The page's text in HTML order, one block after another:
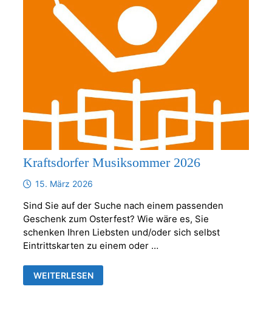
Kraftsdorfer Musiksommer 2026
15. März 2026
Sind Sie auf der Suche nach einem passenden
Geschenk zum Osterfest? Wie wäre es, Sie
schenken Ihren Liebsten und/oder sich selbst
Eintrittskarten zu einem oder …
KRAFTSDORFER
MUSIKSOMMER
WEITERLESEN